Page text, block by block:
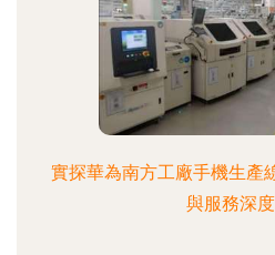
實探華為南方工廠手機生產
與服務深